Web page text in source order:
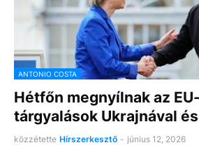
ANTONIO COSTA
Hétfőn megnyílnak az
tárgyalások Ukrajnával
közzétette Hírszerkesztő - június 12, 2026